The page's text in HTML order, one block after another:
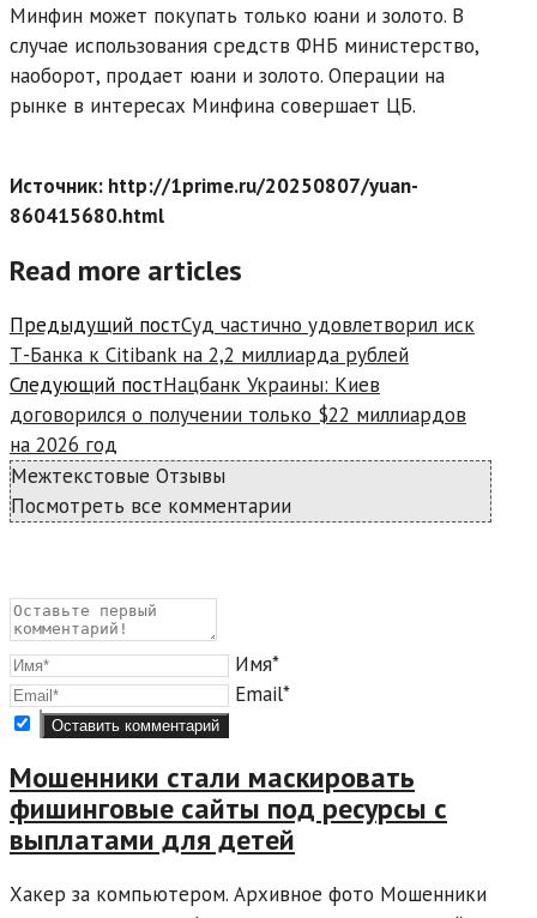
Минфин может покупать только юани и золото. В
случае использования средств ФНБ министерство,
наоборот, продает юани и золото. Операции на
рынке в интересах Минфина совершает ЦБ.
Источник: http://1prime.ru/20250807/yuan-
860415680.html
Read more articles
Предыдущий постСуд частично удовлетворил иск
Т-Банка к Citibank на 2,2 миллиарда рублей
Следующий постНацбанк Украины: Киев
договорился о получении только $22 миллиардов
на 2026 год
Межтекстовые Отзывы
Посмотреть все комментарии
Имя*
Email*
Мошенники стали маскировать
фишинговые сайты под ресурсы с
выплатами для детей
Хакер за компьютером. Архивное фото Мошенники